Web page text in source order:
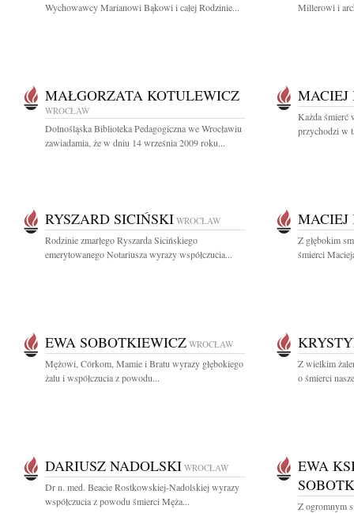
Wychowawcy Marianowi Bąkowi i całej Rodzinie...
Millerowi i
MAŁGORZATA KOTULEWICZ
WROCŁAW
Dolnośląska Biblioteka Pedagogiczna we Wrocławiu
zawiadamia, że w dniu 14 września 2009 roku...
MACIEJ
Każda śmierć
przychodzi w
RYSZARD SICIŃSKI WROCŁAW
Rodzinie zmarłego Ryszarda Sicińskiego
emerytowanego Notariusza wyrazy współczucia...
MACIEJ
Z głębokim
śmierci
EWA SOBOTKIEWICZ WROCŁAW
Mężowi, Córkom, Mamie i Bratu wyrazy głębokiego
żalu i współczucia z powodu...
Z wielkim
o śmierci
DARIUSZ NADOLSKI WROCŁAW
Dr n. med. Beacie Rostkowskiej-Nadolskiej wyrazy
współczucia z powodu śmierci Męża...
EWA
Z ogromnym